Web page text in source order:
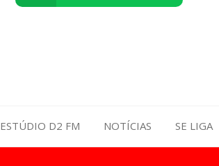
ESTÚDIO D2 FM NOTÍCIAS SE LIGA